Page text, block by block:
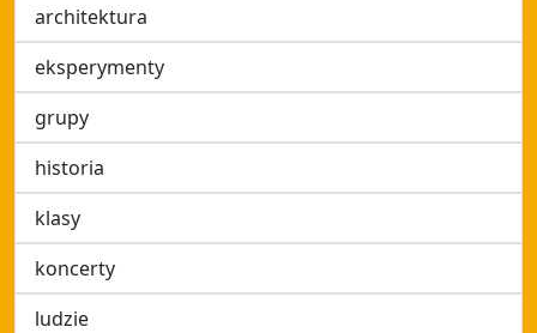
architektura
eksperymenty
grupy
historia
klasy
koncerty
ludzie